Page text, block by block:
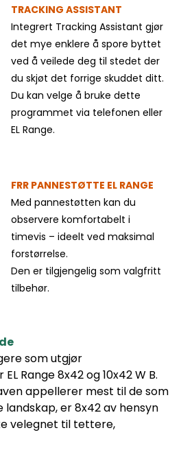
TRACKING ASSISTANT
Integrert Tracking Assistant gjør
det mye enklere å spore byttet
ved å veilede deg til stedet der
du skjøt det forrige skuddet ditt.
Du kan velge å bruke dette
programmet via telefonen eller
EL Range.
FRR PANNESTØTTE EL RANGE
Med pannestøtten kan du
observere komfortabelt i
timevis – ideelt ved maksimal
forstørrelse.
Den er tilgjengelig som valgfritt
tilbehør.
som utgjør
Range 8x42 og 10x42 W B.
appellerer mest til de som
er 8x42 av hensyn
velegnet til tettere,